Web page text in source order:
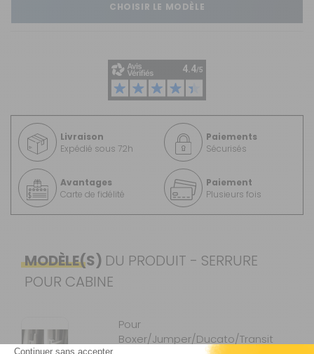
CHOISIR LE MODÈLE
Livraison
Expédié sous 72h
Paiements
Sécurisés
Avantages
Carte de fidélité
Paiement
Plusieurs fois
MODÈLE(S) DU PRODUIT - SERRURE
POUR CABINE
Pour
Boxer/Jumper/Ducato/Transit